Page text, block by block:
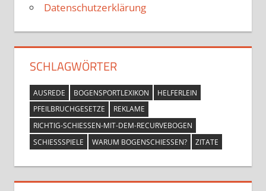
Datenschutzerklärung
SCHLAGWÖRTER
AUSREDE BOGENSPORTLEXIKON
HELFERLEIN
PFEILBRUCHGESETZE
REKLAME
RICHTIG-SCHIESSEN-MIT-DEM-RECURVEBOGEN
SCHIESSSPIELE
WARUM BOGENSCHIESSEN? ZITATE